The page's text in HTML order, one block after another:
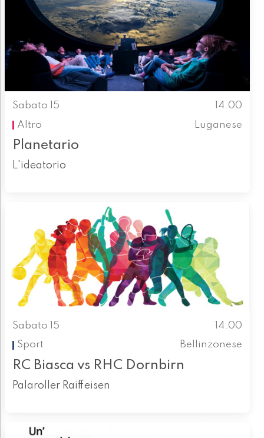
Sabato 15
14.00
Altro
Luganese
Planetario
L'ideatorio
Sabato 15
14.00
Sport
Bellinzonese
RC Biasca vs RHC Dornbirn
Palaroller Raiffeisen